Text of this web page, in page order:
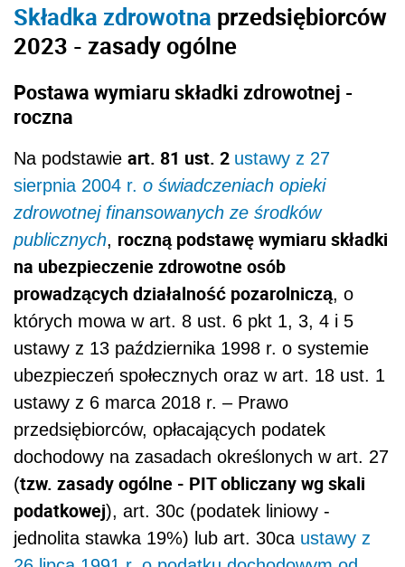
Składka zdrowotna przedsiębiorców
2023 - zasady ogólne
Postawa wymiaru składki zdrowotnej -
roczna
Na podstawie art. 81 ust. 2 ustawy z 27
sierpnia 2004 r. o świadczeniach opieki
zdrowotnej finansowanych ze środków
publicznych, roczną podstawę wymiaru składki
na ubezpieczenie zdrowotne osób
prowadzących działalność pozarolniczą, o
których mowa w art. 8 ust. 6 pkt 1, 3, 4 i 5
ustawy z 13 października 1998 r. o systemie
ubezpieczeń społecznych oraz w art. 18 ust. 1
ustawy z 6 marca 2018 r. – Prawo
przedsiębiorców, opłacających podatek
dochodowy na zasadach określonych w art. 27
(tzw. zasady ogólne - PIT obliczany wg skali
podatkowej), art. 30c (podatek liniowy -
jednolita stawka 19%) lub art. 30ca ustawy z